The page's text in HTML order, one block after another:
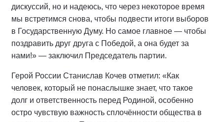
дискуссий, но и надеюсь, что через некоторое время
мы встретимся снова, чтобы подвести итоги выборов
в Государственную Думу. Но самое главное — чтобы
поздравить друг друга с Победой, а она будет за
нами!» — заключил Председатель партии.
Герой России Станислав Кочев отметил: «Как
человек, который не понаслышке знает, что такое
долг и ответственность перед Родиной, особенно
остро чувствую важность сплочённости общества в